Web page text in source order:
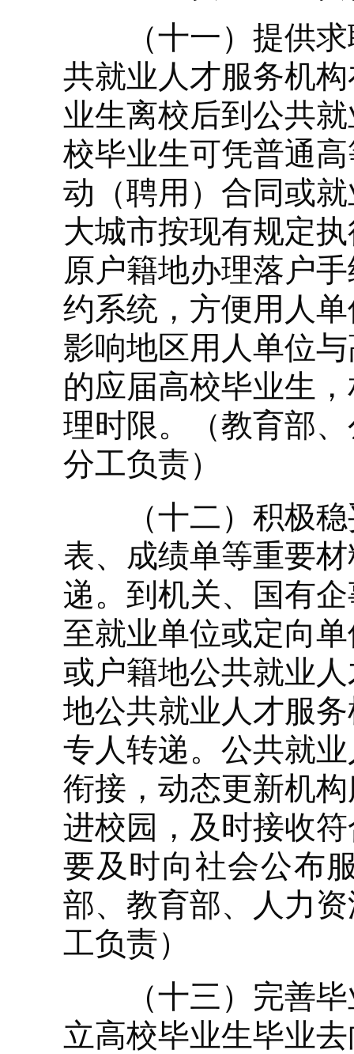
（十一）提供求
共就业人才服务机
业生离校后到公共
校毕业生可凭普通
动（聘用）合同或
大城市按现有规定
原户籍地办理落户
约系统，方便用人
影响地区用人单位
的应届高校毕业生
理时限。（教育部
分工负责）
（十二）积极稳
表、成绩单等重要
递。到机关、国有
至就业单位或定向
或户籍地公共就业
地公共就业人才服
专人转递。公共就
衔接，动态更新机
进校园，及时接收
要及时向社会公布
部、教育部、人力
工负责）
（十三）完善毕
立高校毕业生毕业